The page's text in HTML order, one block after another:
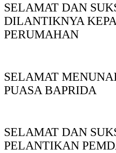
SELAMAT DAN
DILANTIKNYA
PERUMAHAN
SELAMAT
PUASA BAPRIDA
SELAMAT DAN
PELANTIKAN